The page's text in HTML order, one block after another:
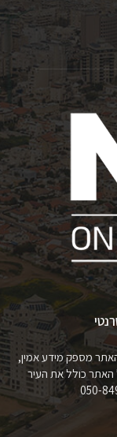
האתר מספק מידע אמין,
האתר כולל את העיר